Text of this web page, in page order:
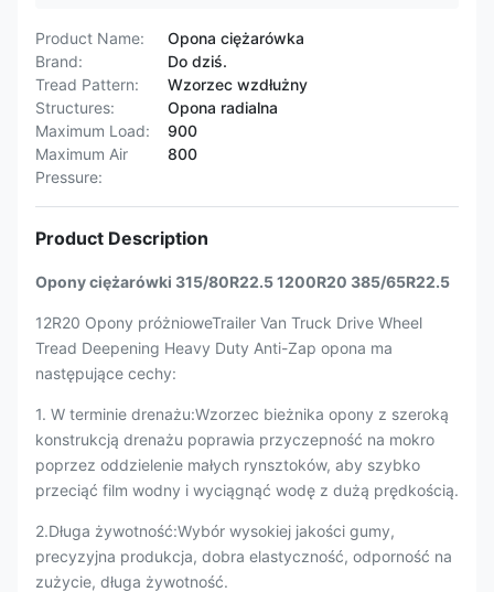
Product Name:
Opona ciężarówka
Brand:
Do dziś.
Tread Pattern:
Wzorzec wzdłużny
Structures:
Opona radialna
Maximum Load:
900
Maximum Air
Pressure:
800
Product Description
Opony ciężarówki 315/80R22.5 1200R20 385/65R22.5
12R20 Opony próżnioweTrailer Van Truck Drive Wheel
Tread Deepening Heavy Duty Anti-Zap opona ma
następujące cechy:
1. W terminie drenażu:Wzorzec bieżnika opony z szeroką
konstrukcją drenażu poprawia przyczepność na mokro
poprzez oddzielenie małych rynsztoków, aby szybko
przeciąć film wodny i wyciągnąć wodę z dużą prędkością.
2.Długa żywotność:Wybór wysokiej jakości gumy,
precyzyjna produkcja, dobra elastyczność, odporność na
zużycie, długa żywotność.